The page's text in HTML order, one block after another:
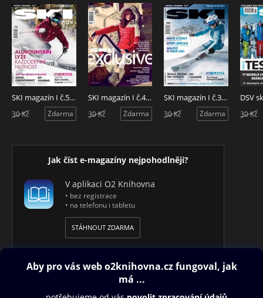
SKI magazín I č.5 – 2016/17
Zdarma
30 Kč
SKI magazín I č.4 – 2016/17
Zdarma
30 Kč
SKI magazín I č.3 – 2016/17
Zdarma
30 Kč 30 Kč
Jak číst e-magazíny nejpohodlněji?
V aplikaci O2 Knihovna
• bez registrace
• na telefonu i tabletu
STÁHNOUT ZDARMA